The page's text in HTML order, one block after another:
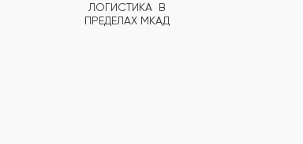
ЛОГИСТИКА В
ПРЕДЕЛАХ МКАД